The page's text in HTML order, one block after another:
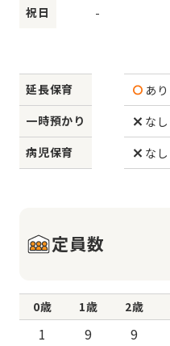
祝日 -
延長保育 あり
一時預かり
なし
病児保育
なし
定員数
0歳 1歳 2歳
1 9 9